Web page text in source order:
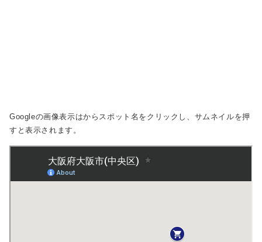
Googleの画像表示はからスポット名をクリックし、サムネイルを押
すと表示されます。